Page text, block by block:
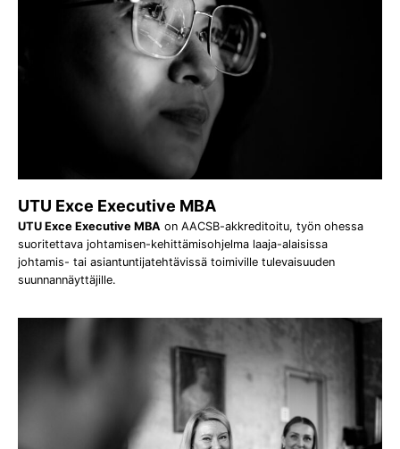
UTU Exce Executive MBA
UTU Exce Executive MBA on AACSB-akkreditoitu, työn ohessa
suoritettava johtamisen-kehittämisohjelma laaja-alaisissa
johtamis- tai asiantuntijatehtävissä toimiville tulevaisuuden
suunnannäyttäjille.